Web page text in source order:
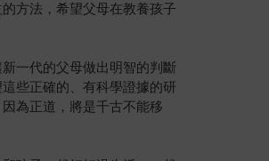
方法，希望父母在教養孩子
一代的父母做出明智的判斷
些正確的、有科學證據的研
為正道，將是千古不能移